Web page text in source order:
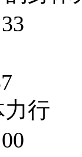
行